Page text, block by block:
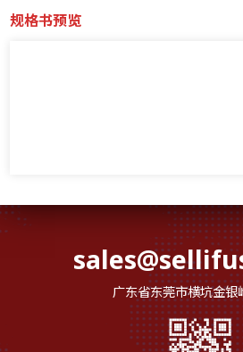
规格书预览
广东省东莞市横坑金银